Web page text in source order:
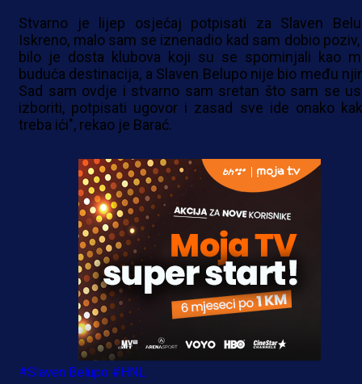
Stvarno je lijep osjećaj potpisati za Slaven
Iskreno, malo sam se iznenadio kad sam dobio
bilo je dosta klubova koji su se spominjali kao
buduća destinacija, a Slaven Belupo nije bio među
Sad sam ovdje i stvarno sam sretan što sam se
izboriti, potpisati ugovor i zasad sve ide onako
treba ići", rekao je Barać.
#Slaven Belupo #HNL